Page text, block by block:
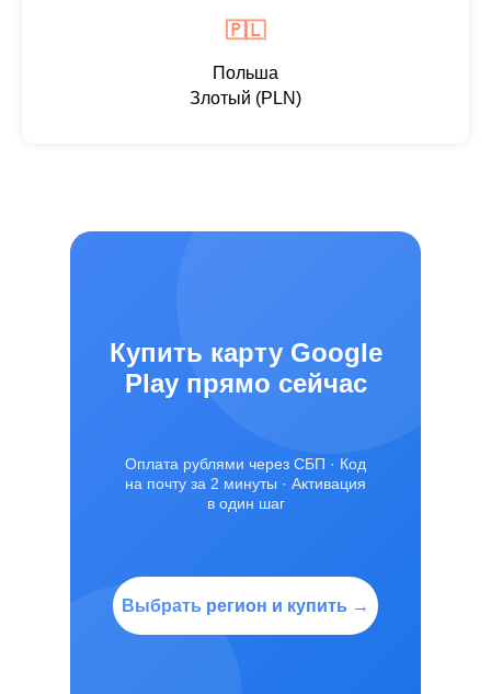
🇵🇱
Польша
Злотый (PLN)
Купить карту Google
Play прямо сейчас
Оплата рублями через СБП · Код
на почту за 2 минуты · Активация
в один шаг
Выбрать регион и купить →